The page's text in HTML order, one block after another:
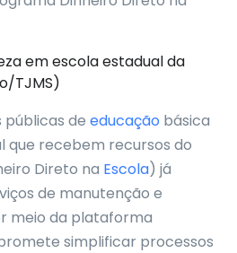
em escola estadual da
TJMS)
públicas de educação básica
que recebem recursos do
Direto na Escola) já
de manutenção e
meio da plataforma
simplificar processos